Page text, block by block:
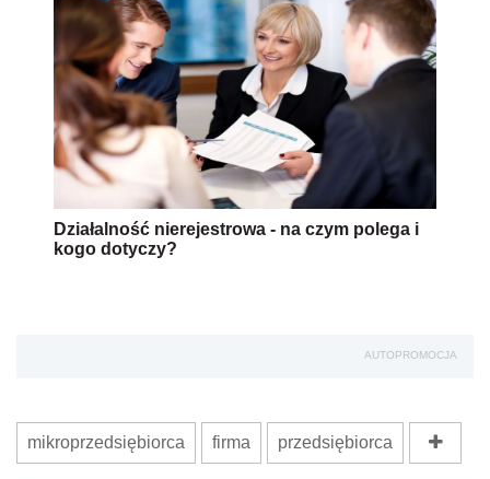
Działalność nierejestrowa - na czym polega i
kogo dotyczy?
AUTOPROMOCJA
mikroprzedsiębiorca firma przedsiębiorca